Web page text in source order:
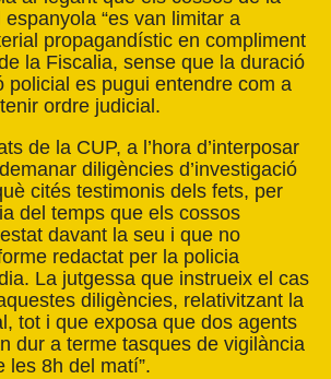
“es van limitar a
propagandístic en compliment
la Fiscalia, sense que la duració
policial es pugui entendre com a
ordre judicial.
de la CUP, a l’hora d’interposar
diligències d’investigació
cités testimonis dels fets, per
del temps que els cossos
davant la seu i que no
redactat per la policia
La jutgessa que instrueix el cas
diligències, relativitzant la
tot i que exposa que dos agents
dur a terme tasques de vigilància
les 8h del matí”.